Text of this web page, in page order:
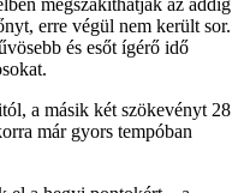
megszakíthatják az addig
erre végül nem került sor.
és esőt ígérő idő
a másik két szökevényt 28
már gyors tempóban